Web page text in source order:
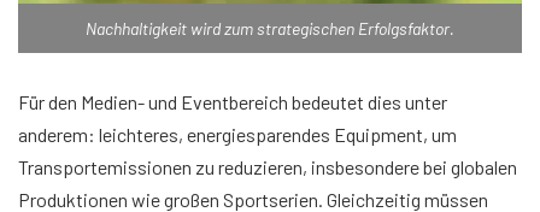
Nachhaltigkeit wird zum strategischen Erfolgsfaktor.
Für den Medien- und Eventbereich bedeutet dies unter
anderem: leichteres, energiesparendes Equipment, um
Transportemissionen zu reduzieren, insbesondere bei globalen
Produktionen wie großen Sportserien. Gleichzeitig müssen